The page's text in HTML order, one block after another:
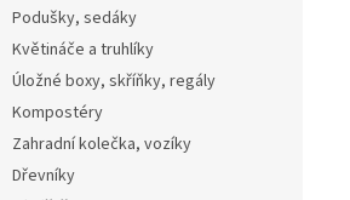
Podušky, sedáky
Květináče a truhlíky
Úložné boxy, skříňky, regály
Kompostéry
Zahradní kolečka, vozíky
Dřevníky